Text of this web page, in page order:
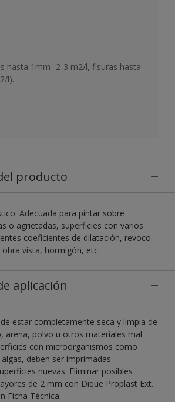
hasta 1mm- 2-3 m2/l, fisuras hasta
l).
producto
Adecuada para pintar sobre
o agrietadas, superficies con varios
coeficientes de dilatación, revoco
vista, hormigón, etc.
aplicación
estar completamente seca y limpia de
arena, polvo u otros materiales mal
con microorganismos como
deben ser imprimadas
nuevas: Eliminar posibles
de 2 mm con Dique Proplast Ext.
Ficha Técnica.